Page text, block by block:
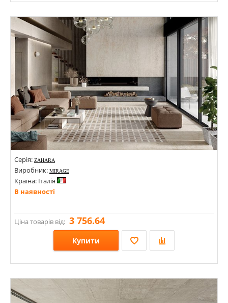
Розміри: 600х1200х8,5;
Стилі: Під бетон;
Кольори:
Серія: ZAHARA
Виробник: MIRAGE
Країна: Італія
В наявності
Ціна товарів від: 3 756.64
Купити
Розміри: 600х1200; 1200х600х9;
Стилі: Під мармур; Під камінь;
Кольори: